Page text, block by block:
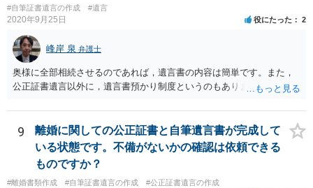
#自筆証書遺言の作成 #遺言
2020年9月25日 役にたった 2
峰岸 泉 弁護士
奥様に全部相続させるのであれば，遺言書の内容は簡単です。また，
公正証書遺言以外に，遺言書預かり制度というのもあります。
9
離婚に関しての公正証書と自筆遺言書が完成して
いる状態です。不備がないかの確認は依頼できる
ものですか？
#離婚書類作成 #自筆証書遺言の作成 #公正証書遺言の作成